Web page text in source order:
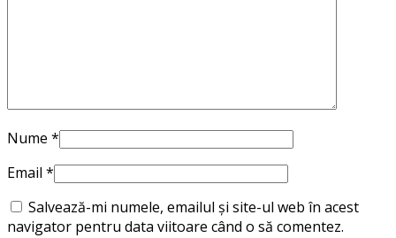
Nume *
Email *
Salvează-mi numele, emailul și site-ul web în acest
navigator pentru data viitoare când o să comentez.